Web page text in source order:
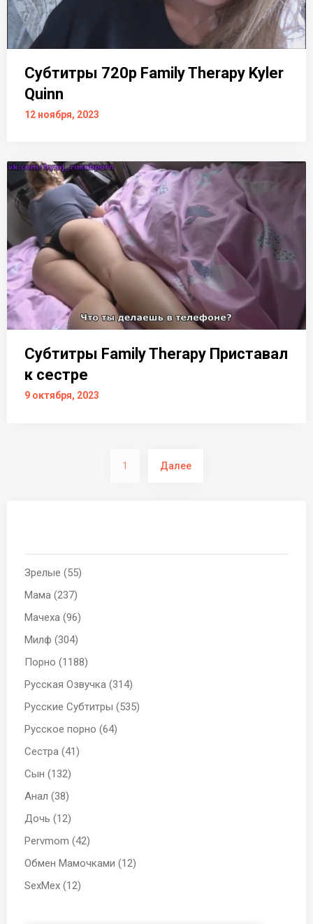
Субтитры 720p Family Therapy Kyler
Quinn
12 ноября, 2023
Субтитры Family Therapy Приставал
к сестре
9 октября, 2023
записей
1 Далее
Зрелые (55)
Мама (237)
Мачеха (96)
Милф (304)
Порно (1188)
Русская Озвучка (314)
Русские Субтитры (535)
Русское порно (64)
Сестра (41)
Сын (132)
Анал (38)
Дочь (12)
Pervmom (42)
Обмен Мамочками (12)
SexMex (12)